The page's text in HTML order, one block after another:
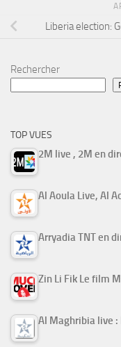
Liberia election:
Rechercher
TOP VUES
2M live , 2M en
Al Aoula Live, Al
Arryadia TNT en
Al Maghribia live